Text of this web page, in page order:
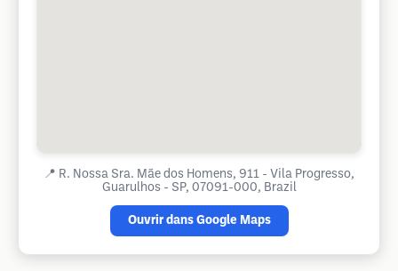
📍 R. Nossa Sra. Mãe dos Homens, 911 - Vila Progresso,
Guarulhos - SP, 07091-000, Brazil
Ouvrir dans Google Maps